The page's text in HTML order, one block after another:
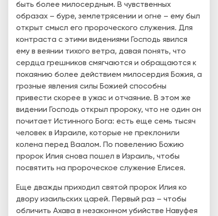
быть более милосердным. В чувственных
образах – буре, землетрясении и огне – ему был
открыт смысл его пророческого служения. Для
контраста с этими видениями Господь явился
ему в веянии тихого ветра, давая понять, что
сердца грешников смягчаются и обращаются к
покаянию более действием милосердия Божия, а
грозные явления силы Божией способны
привести скорее в ужас и отчаяние. В этом же
видении Господь открыл пророку, что не один он
почитает Истинного Бога: есть еще семь тысяч
человек в Израиле, которые не преклонили
колена перед Ваалом. По повелению Божию
пророк Илия снова пошел в Израиль, чтобы
посвятить на пророческое служение Елисея.
Еще дважды приходил святой пророк Илия ко
двору изаильских царей. Первый раз – чтобы
обличить Ахава в незаконном убийстве Навуфея